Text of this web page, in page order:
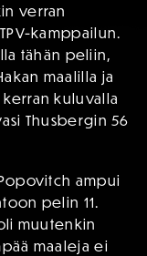
verran
kamppailun.
tähän peliin,
maalilla ja
kuluvalla
Thusbergin 56
ampui
pelin 11.
muutenkin
maaleja ei